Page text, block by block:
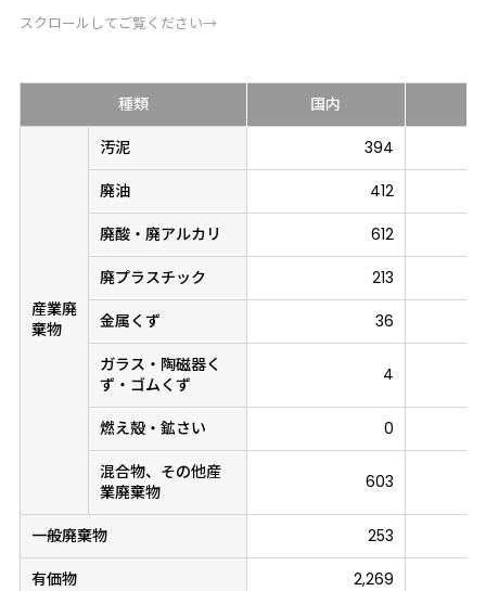
スクロールしてご覧ください→
種類 国内
産業廃
棄物
汚泥
394
廃油
412
廃酸・廃アルカリ
612
廃プラスチック
213
金属くず
36
ガラス・陶磁器く
ず・ゴムくず
4
燃え殻・鉱さい
0
混合物、その他産
業廃棄物
603
一般廃棄物
253
有価物
2,269